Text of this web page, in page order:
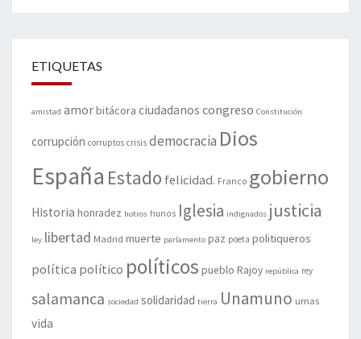
ETIQUETAS
amistad amorbitácora ciudadanos congreso Constitución
corrupción corruptos crisis democracia Dios
España Estado felicidad. Franco gobierno
Historia honradez hotros hunos Iglesia indignados justicia
ley libertad Madrid muerte parlamento paz poeta politiqueros
política político políticos pueblo Rajoy república rey
salamanca sociedad solidaridad tierra Unamuno urnas
vida